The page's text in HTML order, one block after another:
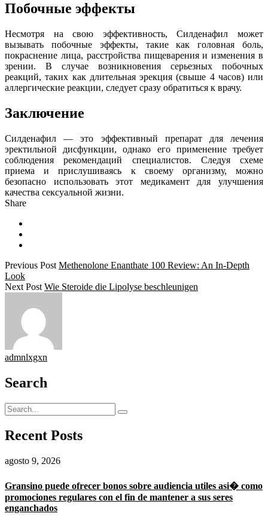
Побочные эффекты
Несмотря на свою эффективность, Силденафил может
вызывать побочные эффекты, такие как головная боль,
покраснение лица, расстройства пищеварения и изменения в
зрении. В случае возникновения серьезных побочных
реакций, таких как длительная эрекция (свыше 4 часов) или
аллергические реакции, следует сразу обратиться к врачу.
Заключение
Силденафил — это эффективный препарат для лечения
эректильной дисфункции, однако его применение требует
соблюдения рекомендаций специалистов. Следуя схеме
приема и прислушиваясь к своему организму, можно
безопасно использовать этот медикамент для улучшения
качества сексуальной жизни.
Share
Previous Post Methenolone Enanthate 100 Review: An In-Depth
Look
Next Post Wie Steroide die Lipolyse beschleunigen
admnlxgxn
Search
Recent Posts
agosto 9, 2026
Gransino puede ofrecer bonos sobre audiencia utiles asi� como
promociones regulares con el fin de mantener a sus seres
enganchados